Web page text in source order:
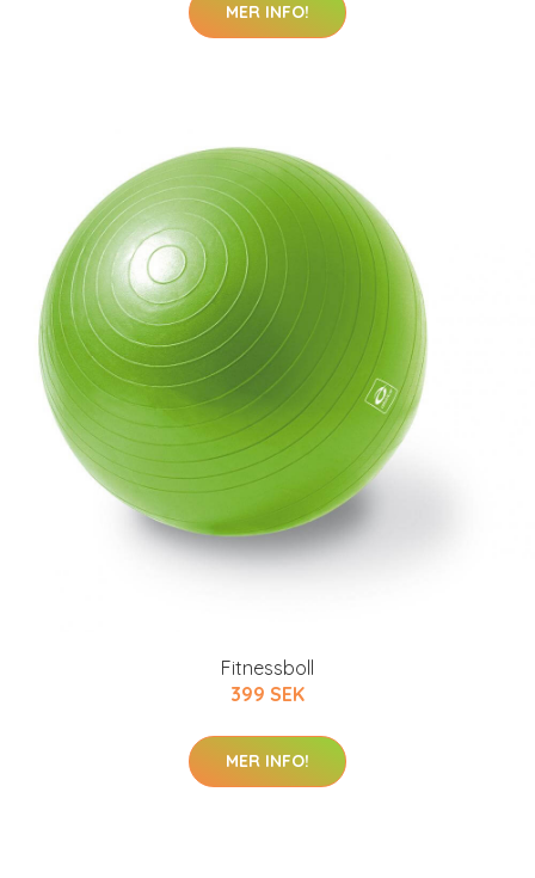
MER INFO!
Fitnessboll
399 SEK
MER INFO!